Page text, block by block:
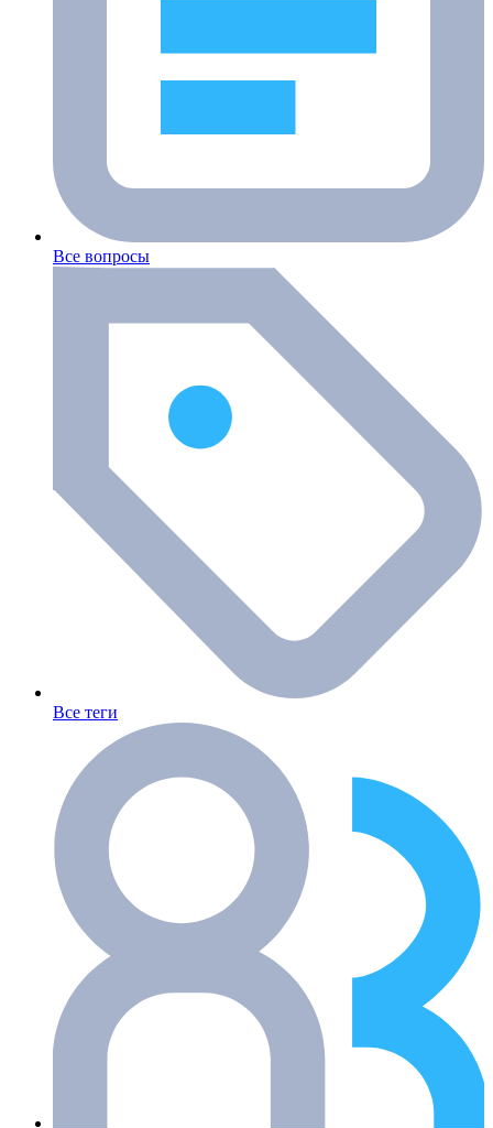
Все вопросы
Все теги